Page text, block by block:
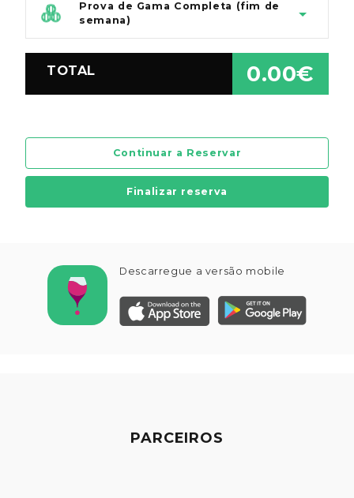
Prova de Gama Completa (fim de
semana)
TOTAL 0.00€
Continuar a Reservar
Finalizar reserva
Descarregue a versão mobile
PARCEIROS